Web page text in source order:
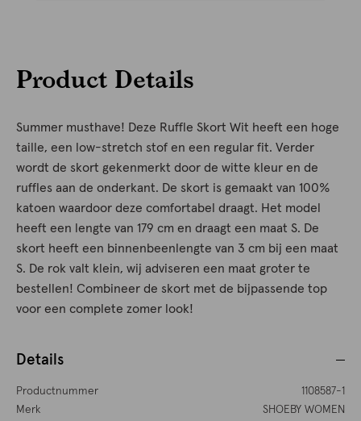
Product Details
Summer musthave! Deze Ruffle Skort Wit heeft een hoge
taille, een low-stretch stof en een regular fit. Verder
wordt de skort gekenmerkt door de witte kleur en de
ruffles aan de onderkant. De skort is gemaakt van 100%
katoen waardoor deze comfortabel draagt. Het model
heeft een lengte van 179 cm en draagt een maat S. De
skort heeft een binnenbeenlengte van 3 cm bij een maat
S. De rok valt klein, wij adviseren een maat groter te
bestellen! Combineer de skort met de bijpassende top
voor een complete zomer look!
Details
Productnummer
1108587-1
Merk
SHOEBY WOMEN